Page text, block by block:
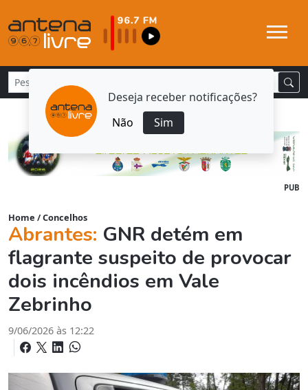
Deseja receber notificações?
Não
Sim
PUB
Home /Concelhos
Abrantes: GNR detém em
flagrante suspeito de provocar
dois incêndios em Vale
Zebrinho
9/06/2026 às 12:22